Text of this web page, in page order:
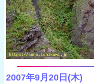
2007年9月20日(木)